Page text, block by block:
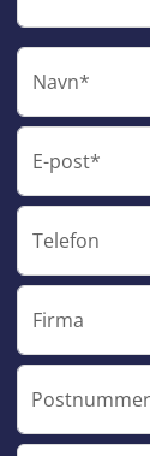
Navn*
E-post*
Telefon
Firma